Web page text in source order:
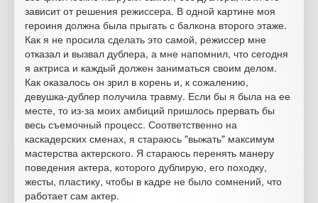
зависит от решения режиссера. В одной картине моя
героиня должна была прыгать с балкона второго этаже.
Как я не просила сделать это самой, режиссер мне
отказал и вызвал дублера, а мне напомнил, что сегодня
я актриса и каждый должен заниматься своим делом.
Как оказалось он зрил в корень и, к сожалению,
девушка-дублер получила травму. Если бы я была на ее
месте, то из-за моих амбиций пришлось прервать бы
весь съемочный процесс. Соответственно на
каскадерских сменах, я стараюсь "выжать" максимум
мастерства актерского. Я стараюсь перенять манеру
поведения актера, которого дублирую, его походку,
жесты, пластику, чтобы в кадре не было сомнений, что
работает сам актер.